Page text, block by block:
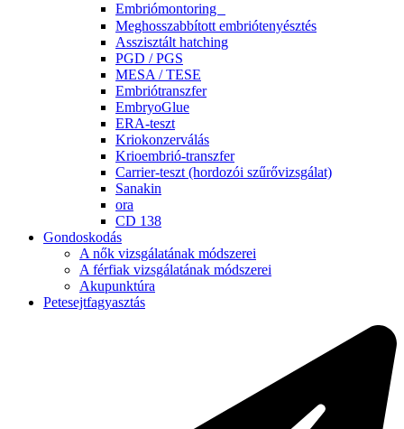
Embriómontoring
Meghosszabbított embriótenyésztés
Asszisztált hatching
PGD / PGS
MESA / TESE
Embriótranszfer
EmbryoGlue
ERA-teszt
Kriokonzerválás
Krioembrió-transzfer
Carrier-teszt (hordozói szűrővizsgálat)
Sanakin
ora
CD 138
Gondoskodás
A nők vizsgálatának módszerei
A férfiak vizsgálatának módszerei
Akupunktúra
Petesejtfagyasztás